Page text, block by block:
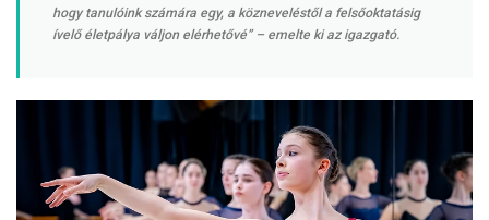
hogy tanulóink számára egy, a közneveléstől a felsőoktatásig
ívelő életpálya váljon elérhetővé” – emelte ki az igazgató.